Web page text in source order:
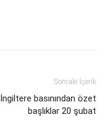
Sonraki İçerik
İngiltere basınından özet
başlıklar 20 şubat